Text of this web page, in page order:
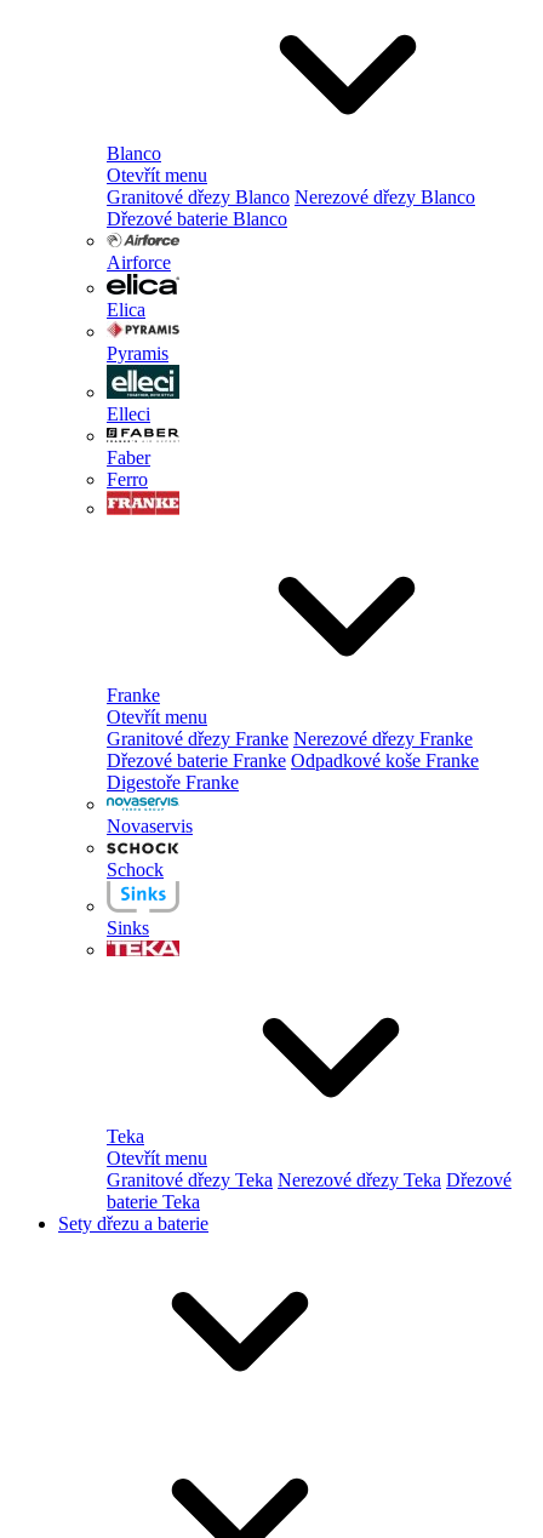
Blanco
Otevřít menu
Granitové dřezy Blanco Nerezové dřezy Blanco
Dřezové baterie Blanco
Airforce
Elica
Pyramis
Elleci
Faber
Ferro
Franke
Otevřít menu
Granitové dřezy Franke Nerezové dřezy Franke
Dřezové baterie Franke Odpadkové koše Franke
Digestoře Franke
Novaservis
Schock
Sinks
Teka
Otevřít menu
Granitové dřezy Teka Nerezové dřezy Teka Dřezové
baterie Teka
Sety dřezu a baterie